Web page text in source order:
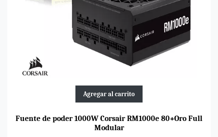
Agregar al carrito
Fuente de poder 1000W Corsair RM1000e 80+Oro Full
Modular